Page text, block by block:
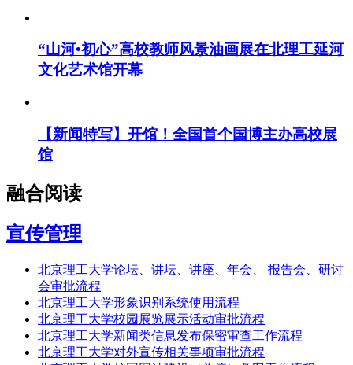
“山河•初心”高校教师风景油画展在北理工延河
文化艺术馆开幕
【新闻特写】开馆！全国首个国博主办高校展
馆
融合阅读
宣传管理
北京理工大学论坛、讲坛、讲座、年会、 报告会、研讨
会审批流程
北京理工大学形象识别系统使用流程
北京理工大学校园展览展示活动审批流程
北京理工大学新闻类信息发布保密审查工作流程
北京理工大学对外宣传相关事项审批流程